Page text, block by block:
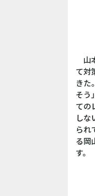
山
て対
きた
そう
ての
し
られ
る岡
す。